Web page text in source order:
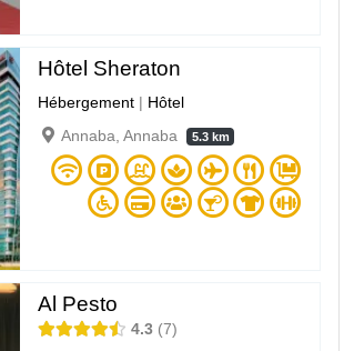
Hôtel Sheraton
Hébergement | Hôtel
Annaba, Annaba
5.3 km
Al Pesto
4.3 7